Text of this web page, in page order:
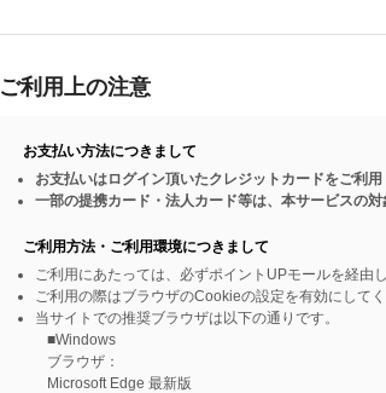
ご利用上の注意
お支払い方法につきまして
お支払いはログイン頂いたクレジットカードをご利用
一部の提携カード・法人カード等は、本サービスの対
ご利用方法・ご利用環境につきまして
ご利用にあたっては、必ずポイントUPモールを経由
ご利用の際はブラウザのCookieの設定を有効にしてく
当サイトでの推奨ブラウザは以下の通りです。
■Windows
ブラウザ：
Microsoft Edge 最新版